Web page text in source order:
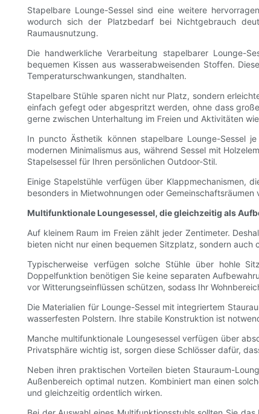
Stapelbare Lounge-Sessel sind eine weitere
wodurch sich der Platzbedarf bei Nichtgebrauch
Raumausnutzung.
Die handwerkliche Verarbeitung stapelbarer Lounge-
bequemen Kissen aus wasserabweisenden Stoffen.
Temperaturschwankungen, standhalten.
Stapelbare Stühle sparen nicht nur Platz, sondern
einfach gefegt oder abgespritzt werden, ohne dass
gerne zwischen Unterhaltung im Freien und Aktivitäten
In puncto Ästhetik können stapelbare Lounge-Sessel
modernen Minimalismus aus, während Sessel mit
Stapelsessel für Ihren persönlichen Outdoor-Stil.
Einige Stapelstühle verfügen über Klappmechanismen,
besonders in Mietwohnungen oder
Multifunktionale Loungesessel, die gleichzeitig als
Auf kleinem Raum im Freien zählt jeder Zentimeter.
bieten nicht nur einen bequemen Sitzplatz, sondern auch
Typischerweise verfügen solche Stühle über hohle
Doppelfunktion benötigen Sie keine separaten
vor Witterungseinflüssen schützen, sodass Ihr
Die Materialien für Lounge-Sessel mit integriertem
wasserfesten Polstern. Ihre stabile Konstruktion ist
Manche multifunktionale Loungesessel verfügen über
Privatsphäre wichtig ist, sorgen diese Schlösser dafür,
Neben ihren praktischen Vorteilen bieten Stauraum-
Außenbereich optimal nutzen. Kombiniert man einen
und gleichzeitig ordentlich wirken.